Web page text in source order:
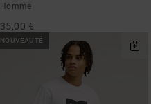
Homme
35,00 €
NOUVEAUTÉ